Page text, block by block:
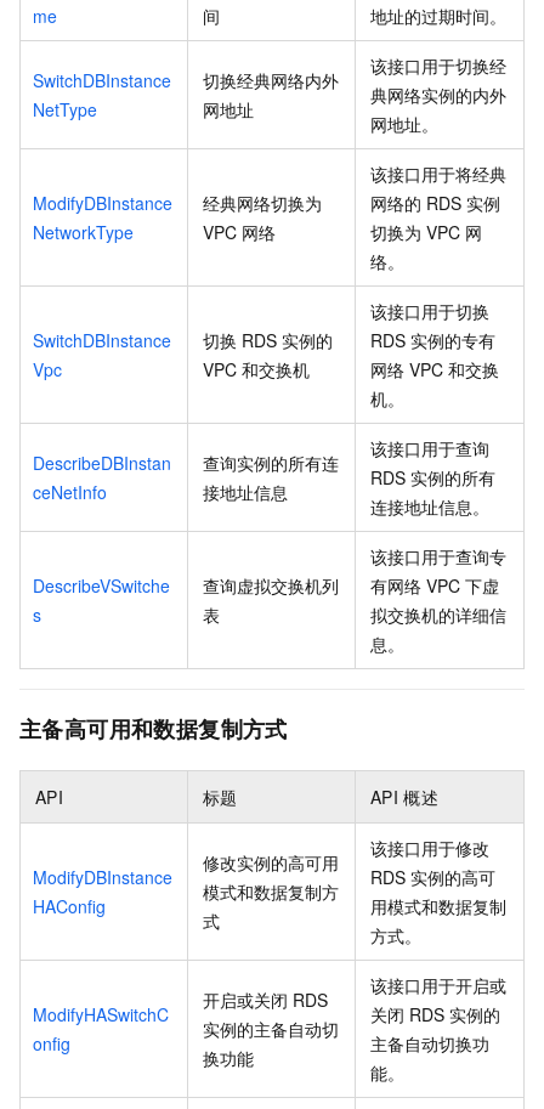
me
间
地址的过期时间。
SwitchDBInstance
NetType
切换经典网络内外
网地址
该接口用于切换经
典网络实例的内外
网地址。
ModifyDBInstance
NetworkType
经典网络切换为
VPC 网络
该接口用于将经典
网络的 RDS 实例
切换为 VPC 网
络。
SwitchDBInstance
Vpc
切换 RDS 实例的
VPC 和交换机
该接口用于切换
RDS 实例的专有
网络 VPC 和交换
机。
DescribeDBInstan
ceNetInfo
查询实例的所有连
接地址信息
该接口用于查询
RDS 实例的所有
连接地址信息。
DescribeVSwitche
s
查询虚拟交换机列
表
该接口用于查询专
有网络 VPC 下虚
拟交换机的详细信
息。
主备高可用和数据复制方式
API 标题 API 概述
ModifyDBInstance
HAConfig
修改实例的高可用
模式和数据复制方
式
该接口用于修改
RDS 实例的高可
用模式和数据复制
方式。
ModifyHASwitchC
onfig
开启或关闭 RDS
实例的主备自动切
换功能
该接口用于开启或
关闭 RDS 实例的
主备自动切换功
能。